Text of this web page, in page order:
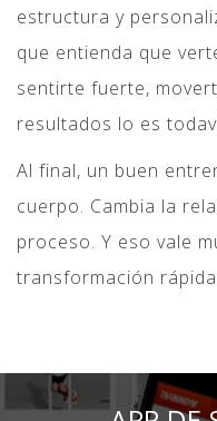
estructura y
que entienda que
sentirte fuerte,
resultados lo es
Al final, un buen
cuerpo. Cambia la
proceso. Y eso vale
transformación
DISCOUNTS